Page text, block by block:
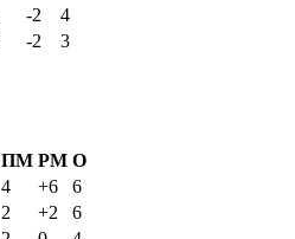
-2
4
-2
3
ПМ РМ О
4 +6
6
2 +2
6